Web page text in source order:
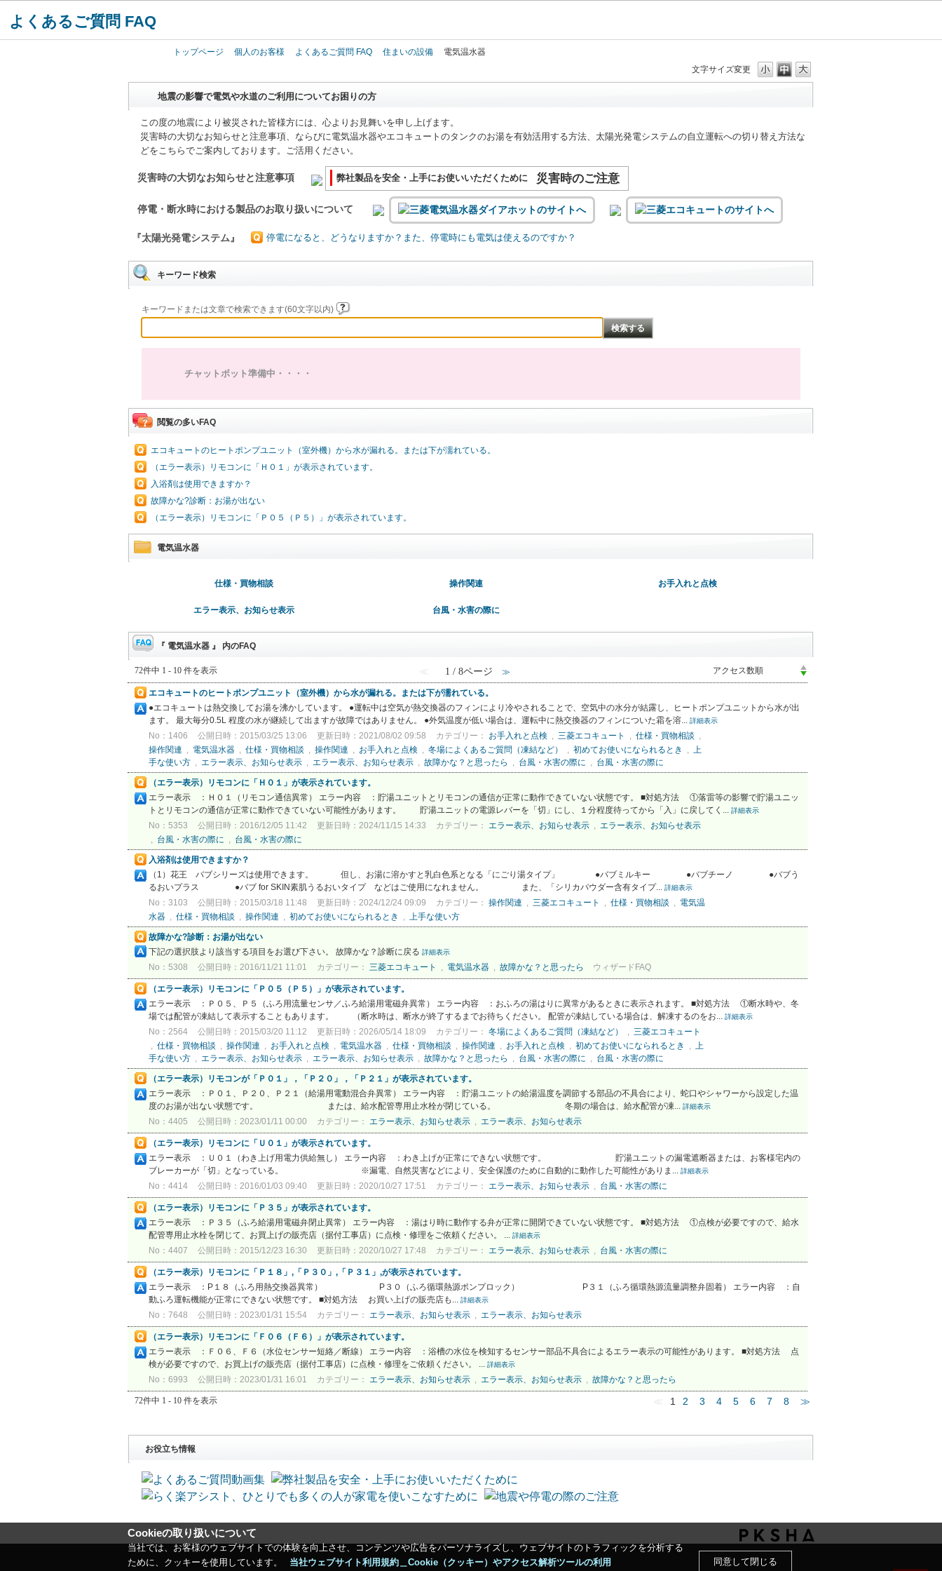
よくあるご質問 FAQ
トップページ 個人のお客様 よくあるご質問 FAQ 住まいの設備
電気温水器
文字サイズ変更
地震の影響で電気や水道のご利用についてお困りの方
この度の地震により被災された皆様方には、心よりお見舞いを申し上げます。
災害時の大切なお知らせと注意事項、ならびに電気温水器やエコキュートのタンクのお湯を有効活用する方法、太陽光発電システムの自立運転への切り替え方法な
どをこちらでご案内しております。ご活用ください。
災害時の大切なお知らせと注意事項 弊社製品を安全・上手にお使いいただくために 災害時のご注意
停電・断水時における製品のお取り扱いについて
『太陽光発電システム』 停電になると、どうなりますか？また、停電時にも電気は使えるのですか？
キーワード検索
キーワードまたは文章で検索できます(60文字以内)
チャットボット準備中・・・・
閲覧の多いFAQ
エコキュートのヒートポンプユニット（室外機）から水が漏れる。または下が濡れている。
（エラー表示）リモコンに「Ｈ０１」が表示されています。
入浴剤は使用できますか？
故障かな?診断：お湯が出ない
（エラー表示）リモコンに「Ｐ０５（Ｐ５）」が表示されています。
電気温水器
仕様・買物相談 操作関連 お手入れと点検
エラー表示、お知らせ表示 台風・水害の際に
『 電気温水器 』 内のFAQ
72件中 1 - 10 件を表示 ≪ 1 / 8ページ ≫
エコキュートのヒートポンプユニット（室外機）から水が漏れる。または下が濡れている。
●エコキュートは熱交換してお湯を沸かしています。 ●運転中は空気が熱交換器のフィンにより冷やされることで、空気中の水分が結露し、ヒートポンプユニットから水が出
ます。 最大毎分0.5L 程度の水が継続して出ますが故障ではありません。 ●外気温度が低い場合は、運転中に熱交換器のフィンについた霜を溶... 詳細表示
No：1406 公開日時：2015/03/25 13:06 更新日時：2021/08/02 09:58 カテゴリー： お手入れと点検 , 三菱エコキュート , 仕様・買物相談 ,
操作関連 , 電気温水器 , 仕様・買物相談 , 操作関連 , お手入れと点検 , 冬場によくあるご質問（凍結など） , 初めてお使いになられるとき , 上
手な使い方 , エラー表示、お知らせ表示 , エラー表示、お知らせ表示 , 故障かな？と思ったら , 台風・水害の際に , 台風・水害の際に
（エラー表示）リモコンに「Ｈ０１」が表示されています。
エラー表示 ：Ｈ０１（リモコン通信異常） エラー内容 ：貯湯ユニットとリモコンの通信が正常に動作できていない状態です。 ■対処方法 ①落雷等の影響で貯湯ユニッ
トとリモコンの通信が正常に動作できていない可能性があります。 貯湯ユニットの電源レバーを「切」にし、１分程度待ってから「入」に戻してく... 詳細表示
No：5353 公開日時：2016/12/05 11:42 更新日時：2024/11/15 14:33 カテゴリー： エラー表示、お知らせ表示 , エラー表示、お知らせ表示
, 台風・水害の際に , 台風・水害の際に
入浴剤は使用できますか？
（1）花王 バブシリーズは使用できます。 但し、お湯に溶かすと乳白色系となる「にごり湯タイプ」 ●バブミルキー ●バブチーノ ●バブう
るおいプラス ●バブ for SKIN素肌うるおいタイプ などはご使用になれません。 また、「シリカパウダー含有タイプ... 詳細表示
No：3103 公開日時：2015/03/18 11:48 更新日時：2024/12/24 09:09 カテゴリー： 操作関連 , 三菱エコキュート , 仕様・買物相談 , 電気温
水器 , 仕様・買物相談 , 操作関連 , 初めてお使いになられるとき , 上手な使い方
故障かな?診断：お湯が出ない
下記の選択肢より該当する項目をお選び下さい。 故障かな？診断に戻る 詳細表示
No：5308 公開日時：2016/11/21 11:01 カテゴリー： 三菱エコキュート , 電気温水器 , 故障かな？と思ったら ウィザードFAQ
（エラー表示）リモコンに「Ｐ０５（Ｐ５）」が表示されています。
エラー表示 ：Ｐ０５、Ｐ５（ふろ用流量センサ／ふろ給湯用電磁弁異常） エラー内容 ：おふろの湯はりに異常があるときに表示されます。 ■対処方法 ①断水時や、冬
場では配管が凍結して表示することもあります。 （断水時は、断水が終了するまでお待ちください。 配管が凍結している場合は、解凍するのをお... 詳細表示
No：2564 公開日時：2015/03/20 11:12 更新日時：2026/05/14 18:09 カテゴリー： 冬場によくあるご質問（凍結など） , 三菱エコキュート
, 仕様・買物相談 , 操作関連 , お手入れと点検 , 電気温水器 , 仕様・買物相談 , 操作関連 , お手入れと点検 , 初めてお使いになられるとき , 上
手な使い方 , エラー表示、お知らせ表示 , エラー表示、お知らせ表示 , 故障かな？と思ったら , 台風・水害の際に , 台風・水害の際に
（エラー表示）リモコンが「Ｐ０１」，「Ｐ２０」，「Ｐ２１」が表示されています。
エラー表示 ：Ｐ０１、Ｐ２０、Ｐ２１（給湯用電動混合弁異常） エラー内容 ：貯湯ユニットの給湯温度を調節する部品の不具合により、蛇口やシャワーから設定した温
度のお湯が出ない状態です。 または、給水配管専用止水栓が閉じている。 冬期の場合は、給水配管が凍... 詳細表示
No：4405 公開日時：2023/01/11 00:00 カテゴリー： エラー表示、お知らせ表示 , エラー表示、お知らせ表示
（エラー表示）リモコンに「Ｕ０１」が表示されています。
エラー表示 ：Ｕ０１（わき上げ用電力供給無し） エラー内容 ：わき上げが正常にできない状態です。 貯湯ユニットの漏電遮断器または、お客様宅内の
ブレーカーが「切」となっている。 ※漏電、自然災害などにより、安全保護のために自動的に動作した可能性がありま... 詳細表示
No：4414 公開日時：2016/01/03 09:40 更新日時：2020/10/27 17:51 カテゴリー： エラー表示、お知らせ表示 , 台風・水害の際に
（エラー表示）リモコンに「Ｐ３５」が表示されています。
エラー表示 ：Ｐ３５（ふろ給湯用電磁弁閉止異常） エラー内容 ：湯はり時に動作する弁が正常に開閉できていない状態です。 ■対処方法 ①点検が必要ですので、給水
配管専用止水栓を閉じて、お買上げの販売店（据付工事店）に点検・修理をご依頼ください。 ... 詳細表示
No：4407 公開日時：2015/12/23 16:30 更新日時：2020/10/27 17:48 カテゴリー： エラー表示、お知らせ表示 , 台風・水害の際に
（エラー表示）リモコンに「Ｐ１８」,「Ｐ３０」,「Ｐ３１」,が表示されています。
エラー表示 ：P１８（ふろ用熱交換器異常） P３０（ふろ循環熱源ポンプロック） P３１（ふろ循環熱源流量調整弁固着） エラー内容 ：自
動ふろ運転機能が正常にできない状態です。 ■対処方法 お買い上げの販売店も... 詳細表示
No：7648 公開日時：2023/01/31 15:54 カテゴリー： エラー表示、お知らせ表示 , エラー表示、お知らせ表示
（エラー表示）リモコンに「Ｆ０６（Ｆ６）」が表示されています。
エラー表示 ：Ｆ０６、Ｆ６（水位センサー短絡／断線） エラー内容 ：浴槽の水位を検知するセンサー部品不具合によるエラー表示の可能性があります。 ■対処方法 点
検が必要ですので、お買上げの販売店（据付工事店）に点検・修理をご依頼ください。 ... 詳細表示
No：6993 公開日時：2023/01/31 16:01 カテゴリー： エラー表示、お知らせ表示 , エラー表示、お知らせ表示 , 故障かな？と思ったら
72件中 1 - 10 件を表示 ≪ 1 2 3 4 5 6 7 8 ≫
お役立ち情報
Cookieの取り扱いについて
当社では、お客様のウェブサイトでの体験を向上させ、コンテンツや広告をパーソナライズし、ウェブサイトのトラフィックを分析する
ために、クッキーを使用しています。
当社ウェブサイト利用規約＿Cookie（クッキー）やアクセス解析ツールの利用 同意して閉じる